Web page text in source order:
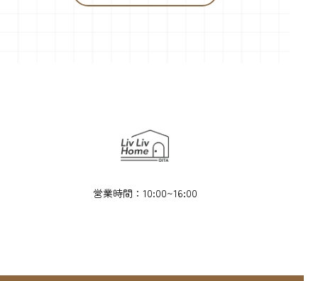
営業時間：10:00~16:00